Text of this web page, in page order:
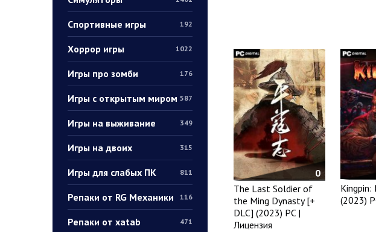
Спортивные игры 192
Хоррор игры 1022
Игры про зомби 176
Игры с открытым миром 587
Игры на выживание 349
Игры на двоих 315
Игры для слабых ПК 811
Репаки от RG Механики 116
Репаки от xatab 471
0
The Last Soldier of
the Ming Dynasty [+
DLC] (2023) PC |
Лицензия
Kingpin:
(2023)